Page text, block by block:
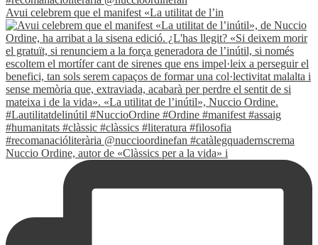
Avui celebrem que el manifest «La utilitat de l’in
Nuccio Ordine, autor de «Clàssics per a la vida» i